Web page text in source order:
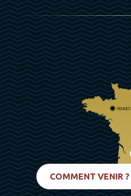
RENNES
COMMENT VENIR ?